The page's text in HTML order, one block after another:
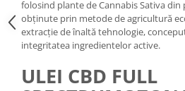
folosind plante de Cannabis Sativa
obținute prin metode de agricultură
extracție de înaltă tehnologie,
integritatea ingredientelor active.
ULEI CBD FULL